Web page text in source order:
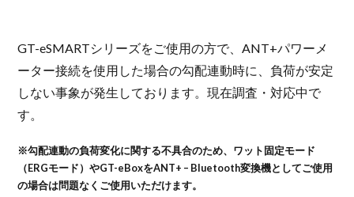
GT-eSMARTシリーズをご使用の方で、ANT+パワーメ
ーター接続を使用した場合の勾配連動時に、負荷が安定
しない事象が発生しております。現在調査・対応中で
す。
※勾配連動の負荷変化に関する不具合のため、ワット固定モード
（ERGモード）やGT-eBoxをANT+ – Bluetooth変換機としてご使用
の場合は問題なくご使用いただけます。